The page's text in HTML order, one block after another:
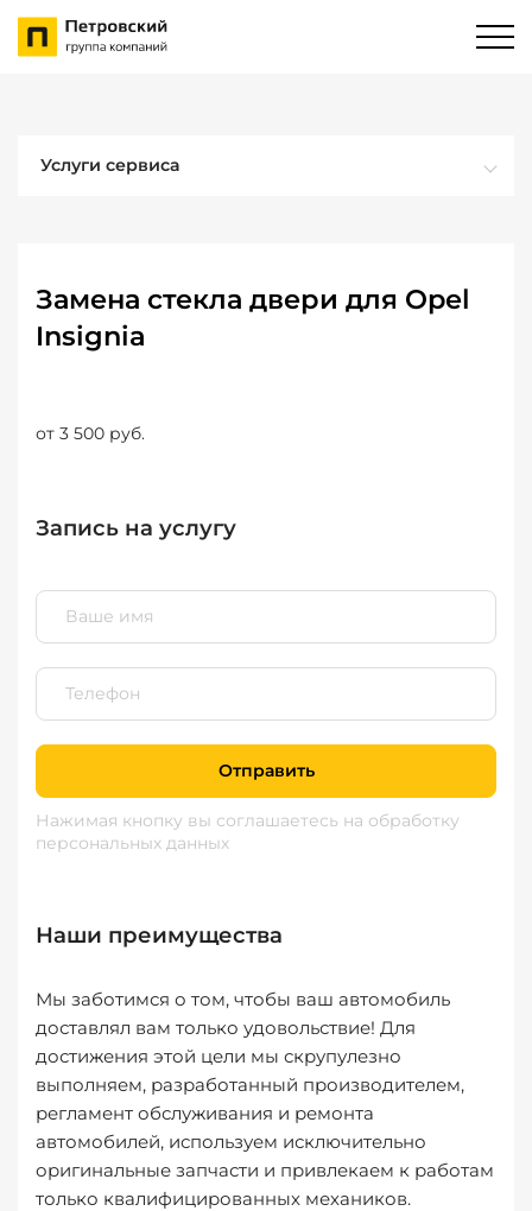
Услуги сервиса
Замена стекла двери для Opel
Insignia
от 3 500 руб.
Запись на услугу
Отправить
Нажимая кнопку вы соглашаетесь на обработку
персональных данных
Наши преимущества
Мы заботимся о том, чтобы ваш автомобиль
доставлял вам только удовольствие! Для
достижения этой цели мы скрупулезно
выполняем, разработанный производителем,
регламент обслуживания и ремонта
автомобилей, используем исключительно
оригинальные запчасти и привлекаем к работам
только квалифицированных механиков.